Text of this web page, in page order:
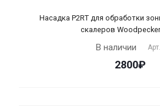
Насадка P2RT для обработки
скалеров
В наличии Арт.
2800₽